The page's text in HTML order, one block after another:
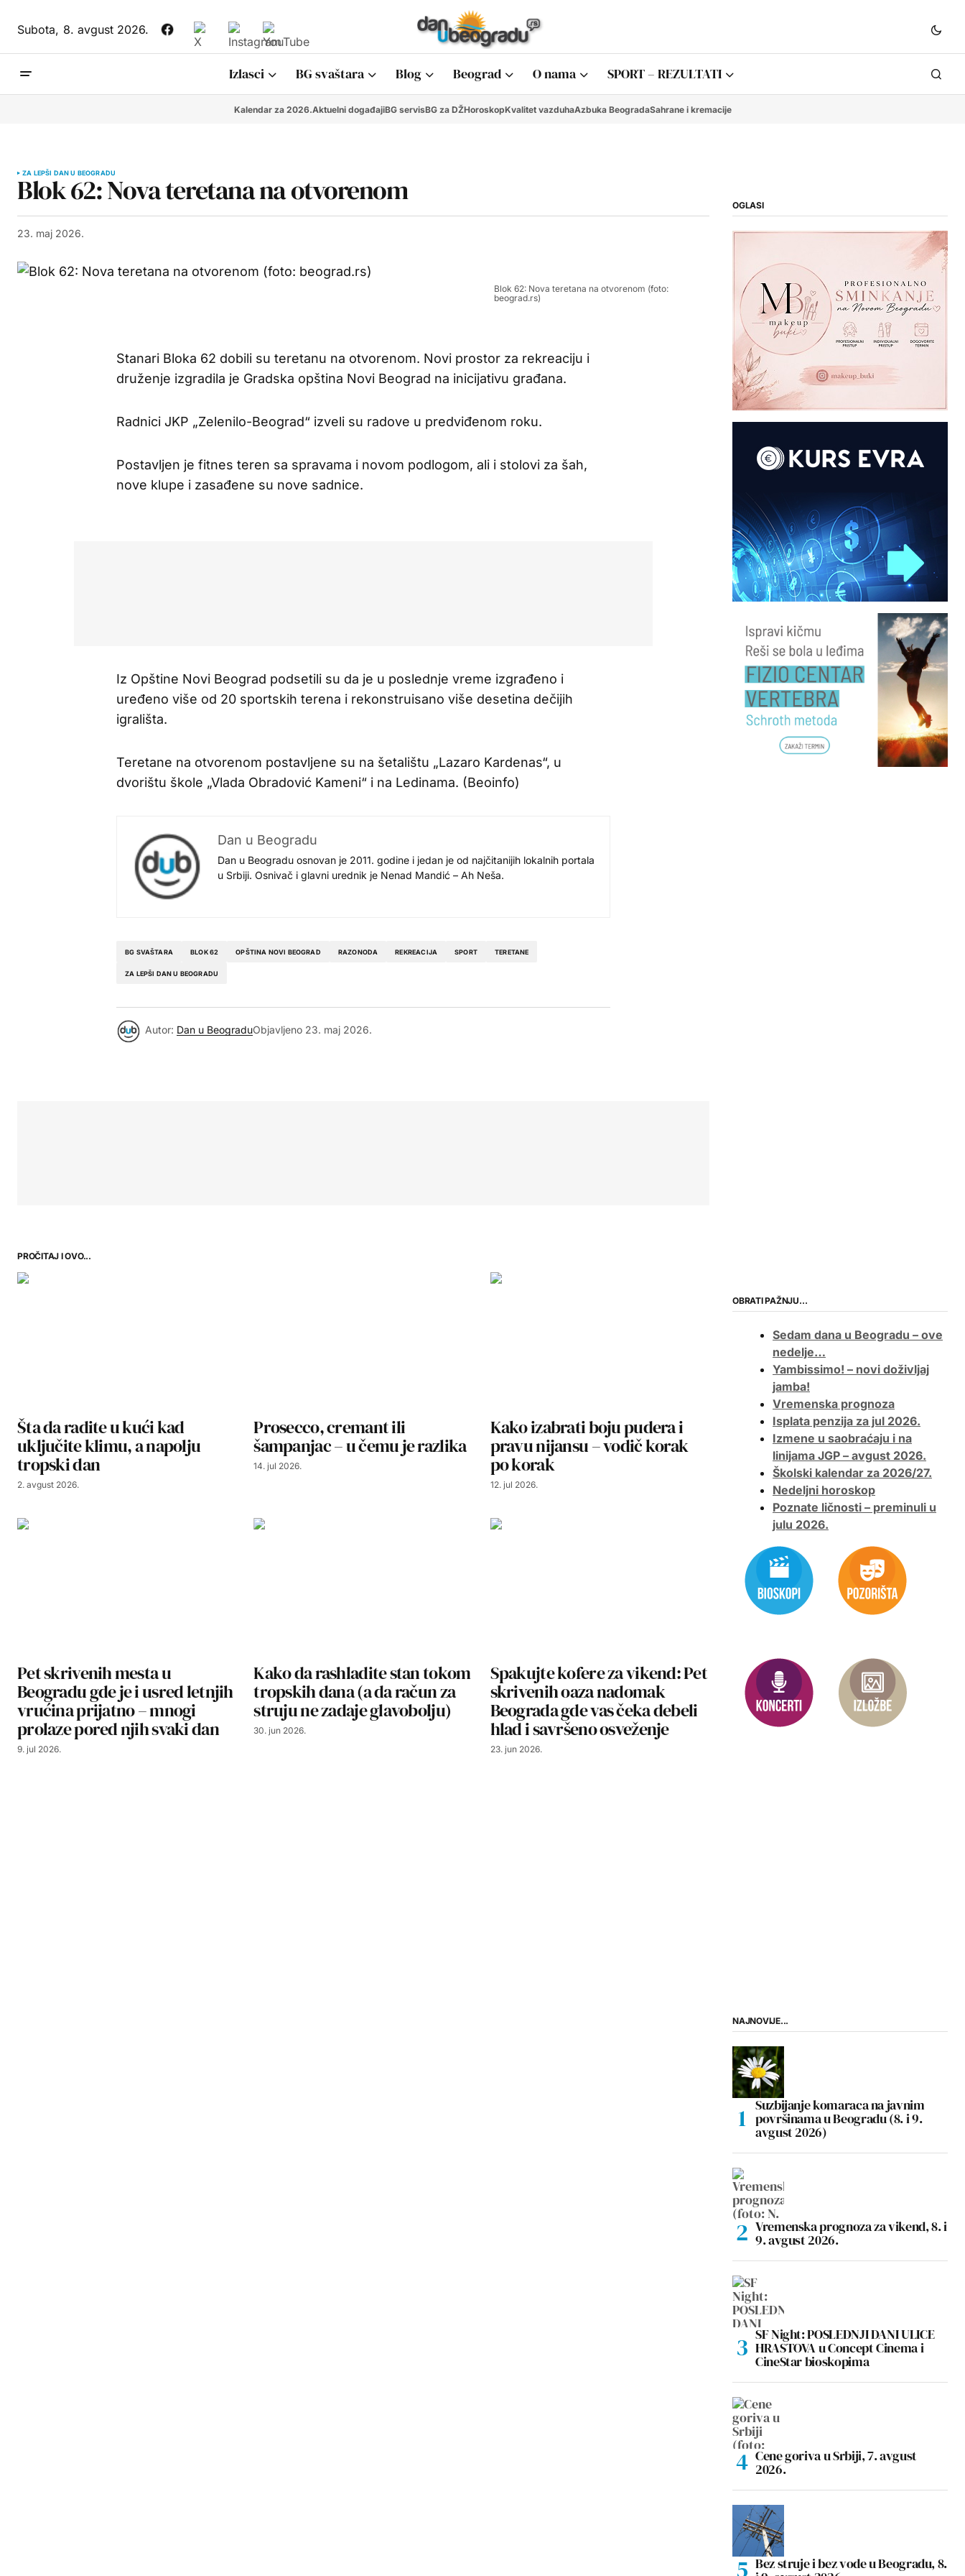
Subota,8. avgust 2026.
Izlasci BG svaštara Blog Beograd O nama SPORT – REZULTATI
Kalendar za 2026.Aktuelni događajiBG servisBG za DŽHoroskopKvalitet vazduhaAzbuka BeogradaSahrane i kremacije
ZA LEPŠI DAN U BEOGRADU
Blok 62: Nova teretana na otvorenom
23. maj 2026.
Blok 62: Nova teretana na otvorenom (foto:
beograd.rs)
Stanari Bloka 62 dobili su teretanu na otvorenom. Novi prostor za rekreaciju i
druženje izgradila je Gradska opština Novi Beograd na inicijativu građana.
Radnici JKP „Zelenilo-Beograd“ izveli su radove u predviđenom roku.
Postavljen je fitnes teren sa spravama i novom podlogom, ali i stolovi za šah,
nove klupe i zasađene su nove sadnice.
Iz Opštine Novi Beograd podsetili su da je u poslednje vreme izgrađeno i
uređeno više od 20 sportskih terena i rekonstruisano više desetina dečijih
igrališta.
Teretane na otvorenom postavljene su na šetalištu „Lazaro Kardenas“, u
dvorištu škole „Vlada Obradović Kameni“ i na Ledinama. (Beoinfo)
Dan u Beogradu
Dan u Beogradu osnovan je 2011. godine i jedan je od najčitanijih lokalnih portala
u Srbiji. Osnivač i glavni urednik je Nenad Mandić – Ah Neša.
BG SVAŠTARA BLOK 62 OPŠTINA NOVI BEOGRAD RAZONODA REKREACIJA SPORT TERETANE
ZA LEPŠI DAN U BEOGRADU
Autor: Dan u BeograduObjavljeno 23. maj 2026.
PROČITAJ I OVO...
Šta da radite u kući kad
uključite klimu, a napolju
tropski dan
2. avgust 2026.
Prosecco, cremant ili
šampanjac – u čemu je razlika
14. jul 2026.
Kako izabrati boju pudera i
pravu nijansu – vodič korak
po korak
12. jul 2026.
Pet skrivenih mesta u
Beogradu gde je i usred letnjih
vrućina prijatno – mnogi
prolaze pored njih svaki dan
9. jul 2026.
Kako da rashladite stan tokom
tropskih dana (a da račun za
struju ne zadaje glavobolju)
30. jun 2026.
Spakujte kofere za vikend: Pet
skrivenih oaza nadomak
Beograda gde vas čeka debeli
hlad i savršeno osveženje
23. jun 2026.
OGLASI
OBRATI PAŽNJU…
Sedam dana u Beogradu – ove
nedelje…
Yambissimo! – novi doživljaj
jamba!
Vremenska prognoza
Isplata penzija za jul 2026.
Izmene u saobraćaju i na
linijama JGP – avgust 2026.
Školski kalendar za 2026/27.
Nedeljni horoskop
Poznate ličnosti – preminuli u
julu 2026.
NAJNOVIJE...
Suzbijanje komaraca na javnim
površinama u Beogradu (8. i 9.
avgust 2026)
Vremenska prognoza za vikend, 8. i
9. avgust 2026.
SF Night: POSLEDNJI DANI ULICE
HRASTOVA u Concept Cinema i
CineStar bioskopima
Cene goriva u Srbiji, 7. avgust
2026.
Bez struje i bez vode u Beogradu, 8.